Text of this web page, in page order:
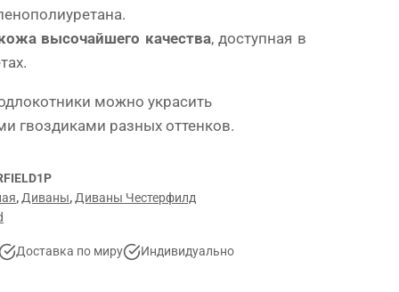
высочайшего качества, доступная в
можно украсить
гвоздиками разных оттенков.
, Диваны, Диваны Честерфилд
Доставка по миру Индивидуально